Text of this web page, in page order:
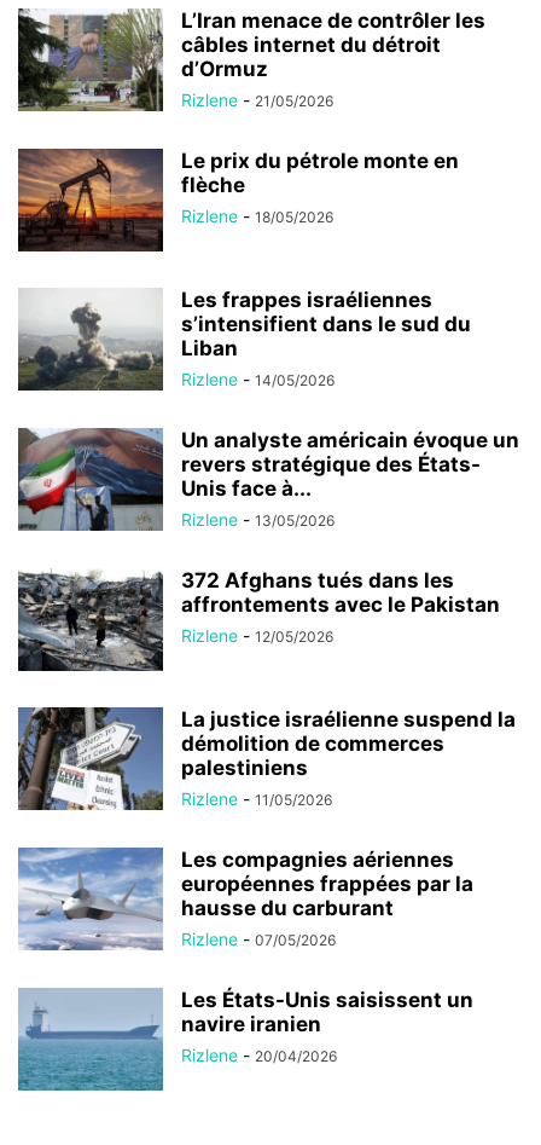
L’Iran menace de contrôler les
câbles internet du détroit
d’Ormuz
Rizlene - 21/05/2026
Le prix du pétrole monte en
flèche
Rizlene - 18/05/2026
Les frappes israéliennes
s’intensifient dans le sud du
Liban
Rizlene - 14/05/2026
Un analyste américain évoque un
revers stratégique des États-
Unis face à...
Rizlene - 13/05/2026
372 Afghans tués dans les
affrontements avec le Pakistan
Rizlene - 12/05/2026
La justice israélienne suspend la
démolition de commerces
palestiniens
Rizlene - 11/05/2026
Les compagnies aériennes
européennes frappées par la
hausse du carburant
Rizlene - 07/05/2026
Les États-Unis saisissent un
navire iranien
Rizlene - 20/04/2026